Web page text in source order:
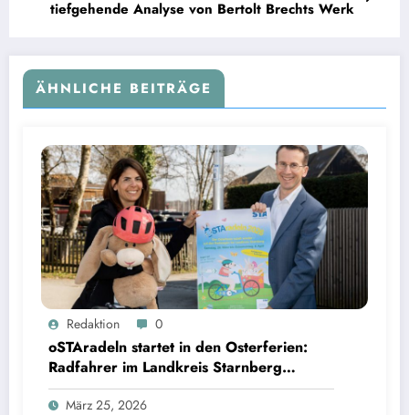
tiefgehende Analyse von Bertolt Brechts Werk
ÄHNLICHE BEITRÄGE
QR Code gewinnen | Bild: © Landratsamt Starnberg
Redaktion 0
oSTAradeln startet in den Osterferien:
Radfahrer im Landkreis Starnberg
können Preise per QR Code gewinnen
März 25, 2026